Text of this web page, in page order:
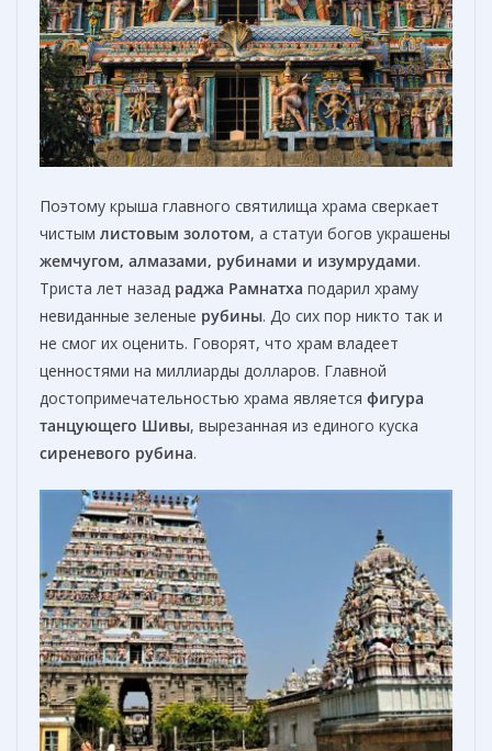
Поэтому крыша главного святилища храма сверкает
чистым листовым золотом, а статуи богов украшены
жемчугом, алмазами, рубинами и изумрудами.
Триста лет назад раджа Рамнатха подарил храму
невиданные зеленые рубины. До сих пор никто так и
не смог их оценить. Говорят, что храм владеет
ценностями на миллиарды долларов. Главной
достопримечательностью храма является фигура
танцующего Шивы, вырезанная из единого куска
сиреневого рубина.